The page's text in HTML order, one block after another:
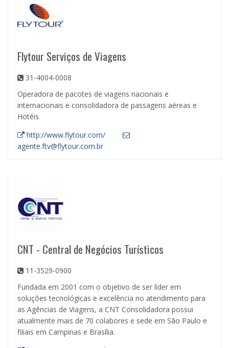
Flytour Serviços de Viagens
31-4004-0008
Operadora de pacotes de viagens nacionais e
internacionais e consolidadora de passagens aéreas e
Hotéis
http://www.flytour.com/
agente.ftv@flytour.com.br
CNT - Central de Negócios Turísticos
11-3529-0900
Fundada em 2001 com o objetivo de ser líder em
soluções tecnológicas e excelência no atendimento para
as Agências de Viagens, a CNT Consolidadora possui
atualmente mais de 70 colabores e sede em São Paulo e
filiais em Campinas e Brasília.